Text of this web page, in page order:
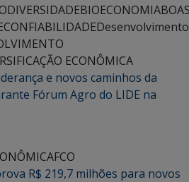
BIOECONOMIA
CONFIABILIDADEDesenvolvimento
ECONÔMICA
e novos caminhos da
Fórum Agro do LIDE na
FCO
R$ 219,7 milhões para novos